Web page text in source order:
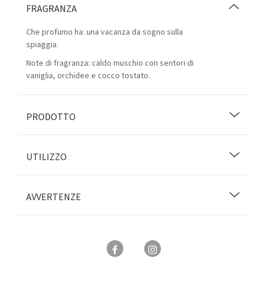
FRAGRANZA
Che profumo ha: una vacanza da sogno sulla
spiaggia.
Note di fragranza: caldo muschio con sentori di
vaniglia, orchidee e cocco tostato.
PRODOTTO
UTILIZZO
AVVERTENZE